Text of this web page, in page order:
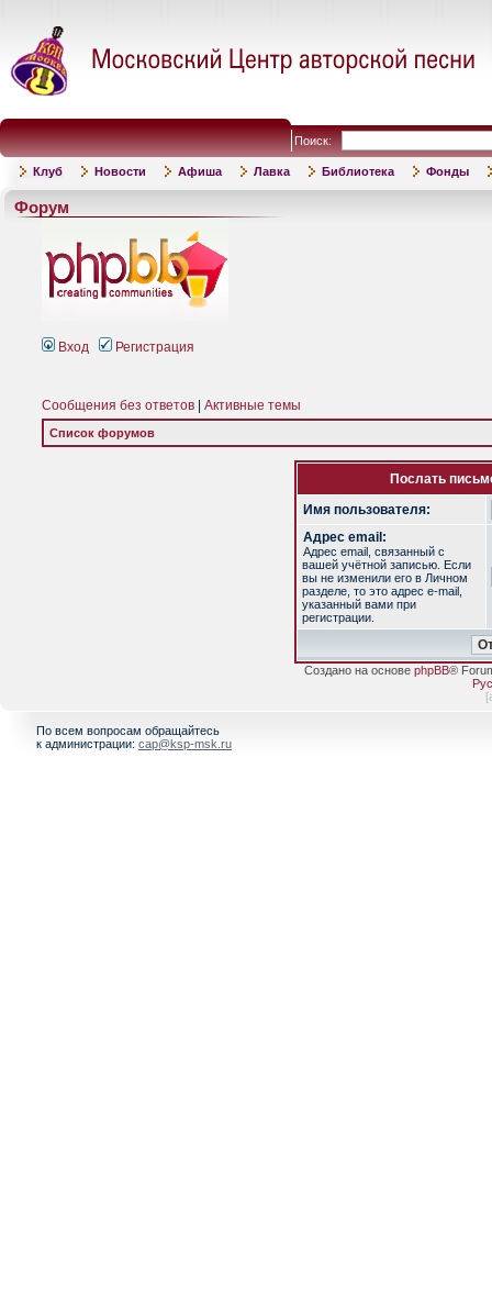
Поиск:
Клуб Новости Афиша Лавка Библиотека Фонды
Форум
Вход Регистрация
Сообщения без ответов Активные темы
Список форумов
Послать
Имя пользователя:
Адрес email:
Адрес email, связанный с
вашей учётной записью. Если
вы не изменили его в Личном
разделе, то это адрес e-mail,
указанный вами при
регистрации.
Создано на основе phpBB®
[
По всем вопросам обращайтесь
к администрации: cap@ksp-msk.ru